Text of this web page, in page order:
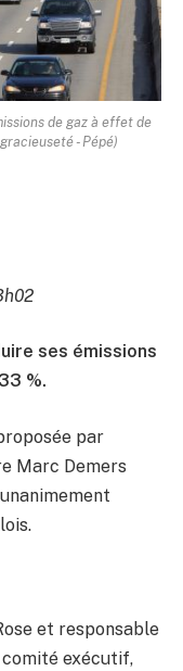
de gaz à effet de
- Pépé)
ses émissions
%.
par
Marc Demers
et responsable
comité exécutif,